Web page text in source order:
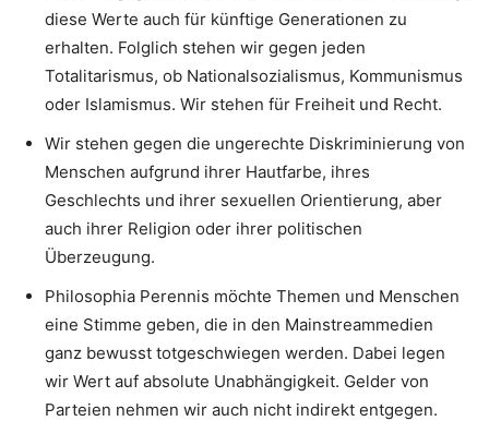
diese Werte auch für künftige Generationen zu
erhalten. Folglich stehen wir gegen jeden
Totalitarismus, ob Nationalsozialismus, Kommunismus
oder Islamismus. Wir stehen für Freiheit und Recht.
Wir stehen gegen die ungerechte Diskriminierung von
Menschen aufgrund ihrer Hautfarbe, ihres
Geschlechts und ihrer sexuellen Orientierung, aber
auch ihrer Religion oder ihrer politischen
Überzeugung.
Philosophia Perennis möchte Themen und Menschen
eine Stimme geben, die in den Mainstreammedien
ganz bewusst totgeschwiegen werden. Dabei legen
wir Wert auf absolute Unabhängigkeit. Gelder von
Parteien nehmen wir auch nicht indirekt entgegen.